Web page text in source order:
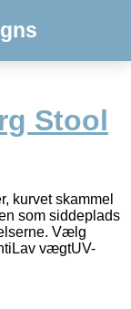
Stool
kurvet skammel
som siddeplads
Vælg
vægtUV-